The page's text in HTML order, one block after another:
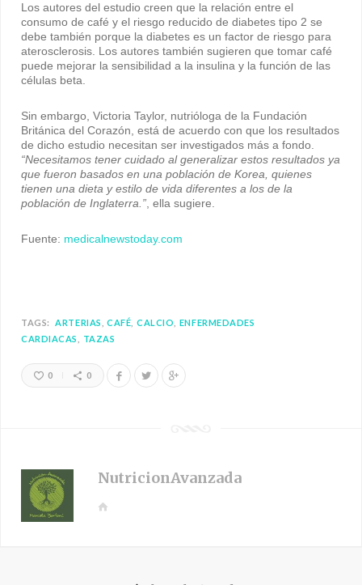
Los autores del estudio creen que la relación entre el
consumo de café y el riesgo reducido de diabetes tipo 2 se
debe también porque la diabetes es un factor de riesgo para
aterosclerosis. Los autores también sugieren que tomar café
puede mejorar la sensibilidad a la insulina y la función de las
células beta.
Sin embargo, Victoria Taylor, nutrióloga de la Fundación
Británica del Corazón, está de acuerdo con que los resultados
de dicho estudio necesitan ser investigados más a fondo.
“Necesitamos tener cuidado al generalizar estos resultados ya
que fueron basados en una población de Korea, quienes
tienen una dieta y estilo de vida diferentes a los de la
población de Inglaterra.”, ella sugiere.
Fuente: medicalnewstoday.com
TAGS: ARTERIAS CAFÉ CALCIO
ENFERMEDADES
CARDIACAS
TAZAS
0 0
NutricionAvanzada
W